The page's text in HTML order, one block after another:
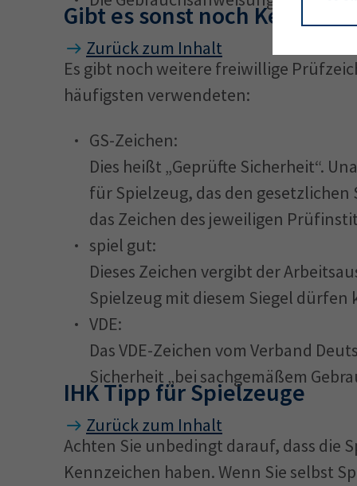
Zurück zum Inhalt
Gibt es sonst noch
Es gibt noch weitere freiwillige
häufigsten verwendeten:
GS-Zeichen:
Dies heißt „Geprüfte Sicherheit“.
für Spielzeug, das den
das Zeichen des jeweiligen
spiel gut:
Dieses Zeichen vergibt der
Spielzeug mit diesem Siegel dürfen
VDE:
Das VDE-Zeichen vom Verband
Sicherheit „bei sachgemäßem
Zurück zum Inhalt
IHK Tipp für Spielzeuge
Achten Sie unbedingt darauf, dass die
Kennzeichen haben. Wenn Sie selbst